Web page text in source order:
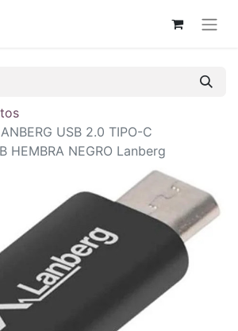
USB 2.0 TIPO-C
HEMBRA NEGRO Lanberg